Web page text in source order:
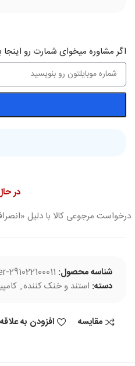
اگر‌ مشاوره میخوای شمارت رو اینجا
در
درخواست مرجوعی کالا با دلیل
شناسه محصول:
دسته: استند و خنک کننده,
مقایسه افزودن به